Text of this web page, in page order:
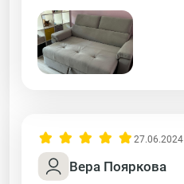
Вера Пояркова
27.06.2024